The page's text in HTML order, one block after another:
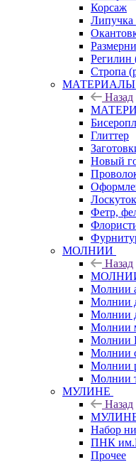
Корсаж
Липучка
Регилин
Стропа
МАТЕРИАЛЫ
Назад
Глиттер
Новый
Лоскуток
Фетр,
МОЛНИИ
Назад
Молнии
Молнии
Молнии
Молнии
Молнии
Молнии
Молнии
Молнии
МУЛИНЕ
Назад
Набор
ПНК
Прочее